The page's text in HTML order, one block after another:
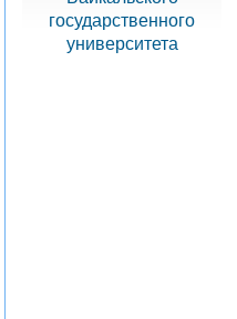
государственного
университета